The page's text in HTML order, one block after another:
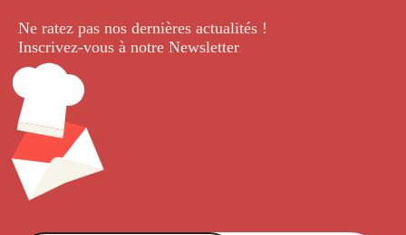
Ne ratez pas nos dernières actualités !
Inscrivez-vous à notre Newsletter.